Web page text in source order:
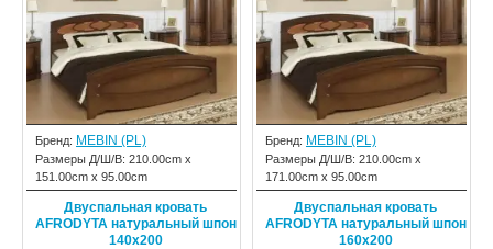
Бренд: MEBIN (PL)
Размеры Д/Ш/В: 210.00cm x
151.00cm x 95.00cm
Двуспальная кровать
AFRODYTA натуральный шпон
140х200
Бренд: MEBIN (PL)
Размеры Д/Ш/В: 210.00cm x
171.00cm x 95.00cm
Двуспальная кровать
AFRODYTA натуральный шпон
160х200